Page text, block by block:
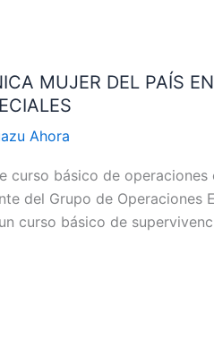
MUJER DEL PAÍS
Ahora
básico de operaciones
del Grupo de Operaciones
curso básico de